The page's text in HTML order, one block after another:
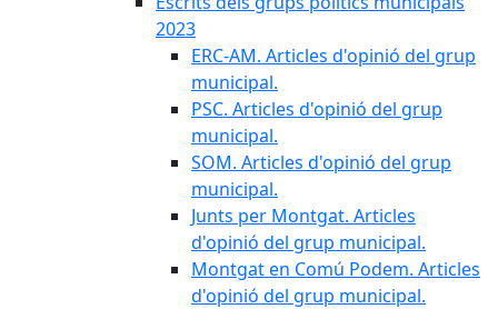
2023
ERC-AM. Articles d'opinió del grup
municipal.
PSC. Articles d'opinió del grup
municipal.
SOM. Articles d'opinió del grup
municipal.
Junts per Montgat. Articles
d'opinió del grup municipal.
Montgat en Comú Podem. Articles
d'opinió del grup municipal.